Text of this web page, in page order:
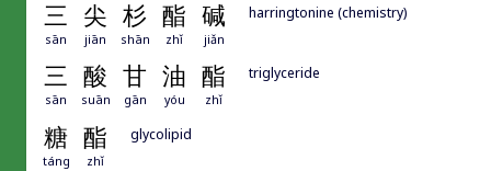
三 尖 杉 酯 碱
sān jiān shān zhǐ jiǎn
harringtonine (chemistry)
三 酸 甘 油 酯
sān suān gān yóu zhǐ
triglyceride
糖 酯
táng zhǐ
glycolipid